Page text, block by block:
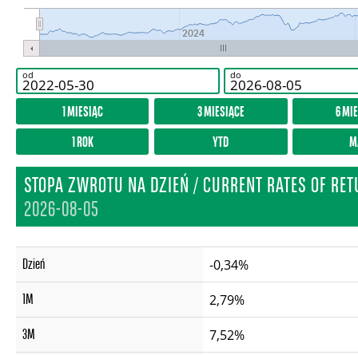
2024
od do
1 MIESIĄC 3 MIESIĄCE
6
1 ROK
YTD
STOPA ZWROTU NA DZIEŃ / CURRENT RATES OF
2026-08-05
Dzień -0,34%
1M 2,79%
3M 7,52%